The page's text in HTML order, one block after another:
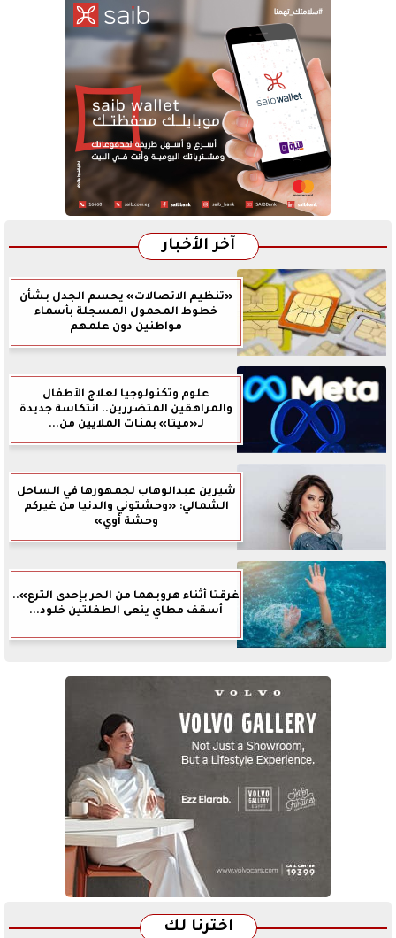
آخر الأخبار
«تنظيم الاتصالات» يحسم الجدل بشأن
خطوط المحمول المسجلة بأسماء
مواطنين دون علمهم
علوم وتكنولوجيا لعلاج الأطفال
والمراهقين المتضررين.. انتكاسة جديدة
لـ«ميتا» بمئات الملايين من...
شيرين عبدالوهاب لجمهورها في الساحل
الشمالي: «وحشتوني والدنيا من غيركم
وحشة أوي»
غرقتا أثناء هروبهما من الحر بإحدى الترع»..
أسقف مطاي ينعى الطفلتين خلود...
اخترنا لك